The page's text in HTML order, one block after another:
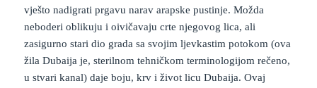
vješto nadigrati prgavu narav arapske pustinje. Možda
neboderi oblikuju i oivičavaju crte njegovog lica, ali
zasigurno stari dio grada sa svojim ljevkastim potokom (ova
žila Dubaija je, sterilnom tehničkom terminologijom rečeno,
u stvari kanal) daje boju, krv i život licu Dubaija. Ovaj